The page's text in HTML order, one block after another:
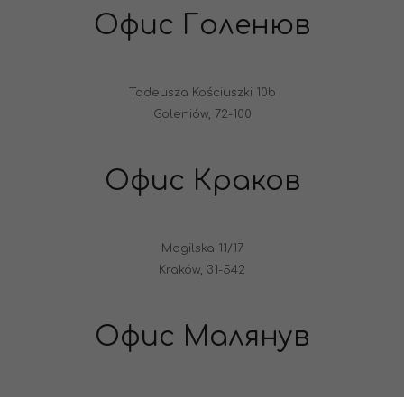
Офис Голенюв
Tadeusza Kościuszki 10b
Goleniów, 72-100
Офис Краков
Mogilska 11/17
Kraków, 31-542
Офис Малянув